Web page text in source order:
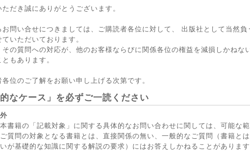
だき誠にありがとうございます。
問い合せにつきましては、ご購読者各位に対して、 出版社として当然
いただいております。
の質問への対応が、他のお客様ならびに関係各位の権益を減損しかねな
もあります。
位のご了解をお願い申し上げる次第です。
なケース」を必ずご一読ください
書籍の「記載対象」に関する具体的なお問い合わせに関しては、可能な
質問の対象となる書籍とは、直接関係の無い、一般的なご質問（書籍と
が基礎的な知識に関する解説の要求）にはお答えしかねることがありま